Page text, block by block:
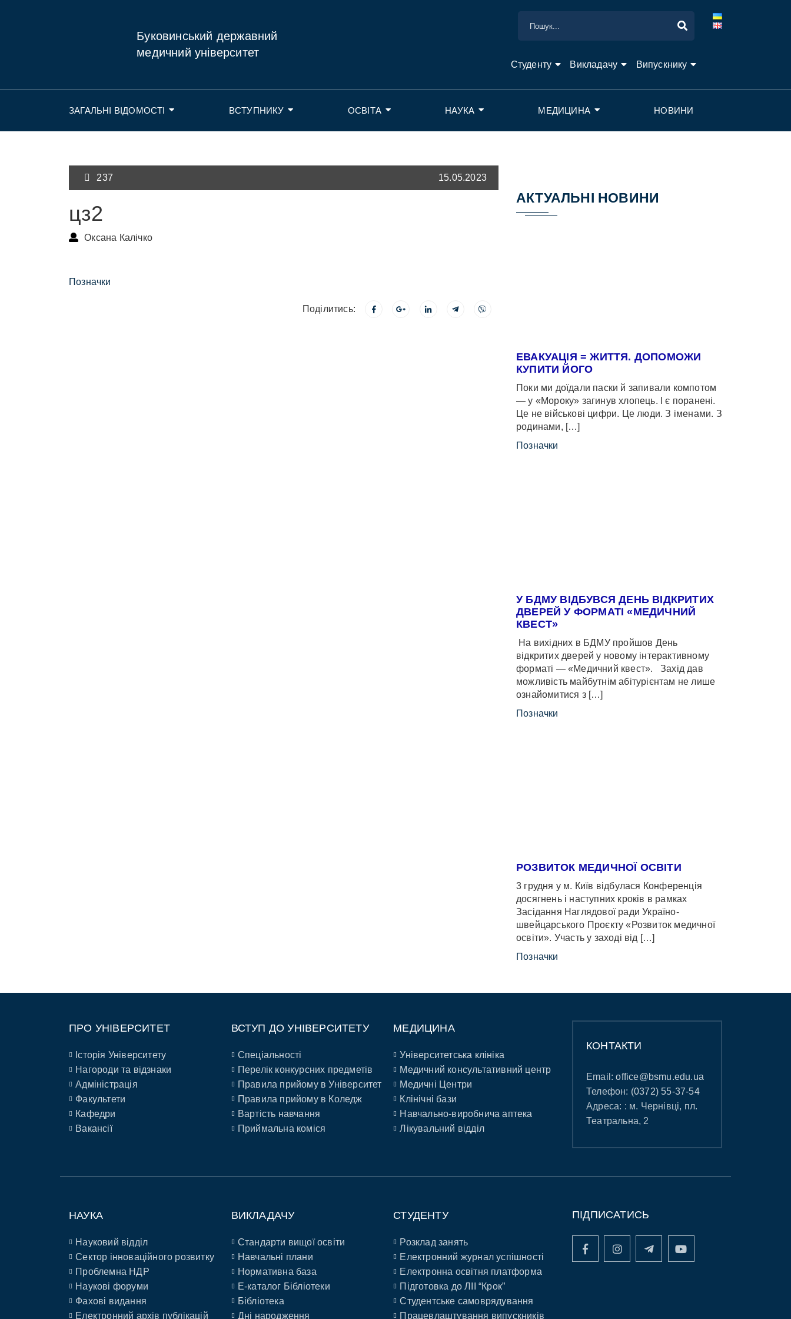
Буковинський державний
медичний університет
Студенту Викладачу Випускнику
ЗАГАЛЬНІ ВІДОМОСТІ ВСТУПНИКУ ОСВІТА НАУКА МЕДИЦИНА НОВИНИ
237 15.05.2023
цз2
Оксана Калічко
Позначки
Поділитись:
АКТУАЛЬНІ НОВИНИ
ЕВАКУАЦІЯ = ЖИТТЯ. ДОПОМОЖИ
КУПИТИ ЙОГО
Поки ми доїдали паски й запивали компотом
— у «Мороку» загинув хлопець. І є поранені.
Це не військові цифри. Це люди. З іменами. З
родинами, […]
Позначки
У БДМУ ВІДБУВСЯ ДЕНЬ ВІДКРИТИХ
ДВЕРЕЙ У ФОРМАТІ «МЕДИЧНИЙ
КВЕСТ»
На вихідних в БДМУ пройшов День
відкритих дверей у новому інтерактивному
форматі — «Медичний квест». Захід дав
можливість майбутнім абітурієнтам не лише
ознайомитися з […]
Позначки
РОЗВИТОК МЕДИЧНОЇ ОСВІТИ
3 грудня у м. Київ відбулася Конференція
досягнень і наступних кроків в рамках
Засідання Наглядової ради Україно-
швейцарського Проєкту «Розвиток медичної
освіти». Участь у заході від […]
Позначки
ПРО УНІВЕРСИТЕТ
Історія Університету
Нагороди та відзнаки
Адміністрація
Факультети
Кафедри
Вакансії
ВСТУП ДО УНІВЕРСИТЕТУ
Спеціальності
Перелік конкурсних предметів
Правила прийому в Університет
Правила прийому в Коледж
Вартість навчання
Приймальна коміся
МЕДИЦИНА
Університетська клініка
Медичний консультативний центр
Медичні Центри
Клінічні бази
Навчально-виробнича аптека
Лікувальний відділ
КОНТАКТИ
Email:office@bsmu.edu.ua
Телефон: (0372) 55-37-54
Адреса: : м. Чернівці, пл.
Театральна, 2
НАУКА
Науковий відділ
Сектор інноваційного розвитку
Проблемна НДР
Наукові форуми
Фахові видання
Електронний архів публікацій
ВИКЛАДАЧУ
Стандарти вищої освіти
Навчальні плани
Нормативна база
E-каталог Бібліотеки
Бібліотека
Дні народження
СТУДЕНТУ
Розклад занять
Електронний журнал успішності
Електронна освітня платформа
Підготовка до ЛІІ “Крок”
Студентське самоврядування
Працевлаштування випускників
ПІДПИСАТИСЬ